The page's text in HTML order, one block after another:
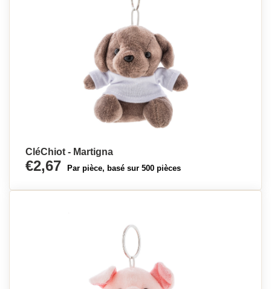
CléChiot - Martigna
€2,67 Par pièce, basé sur 500 pièces